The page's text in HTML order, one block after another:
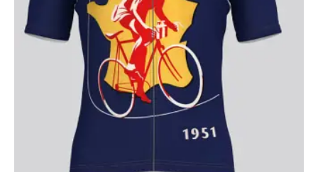
choisies
sur
la
page
du
produit